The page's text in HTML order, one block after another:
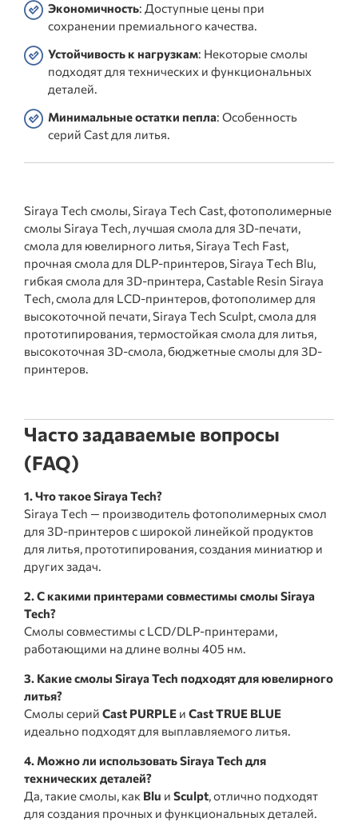
Экономичность: Доступные цены при
сохранении премиального качества.
Устойчивость к нагрузкам: Некоторые смолы
подходят для технических и функциональных
деталей.
Минимальные остатки пепла: Особенность
серий Cast для литья.
Siraya Tech смолы, Siraya Tech Cast, фотополимерные
смолы Siraya Tech, лучшая смола для 3D-печати,
смола для ювелирного литья, Siraya Tech Fast,
прочная смола для DLP-принтеров, Siraya Tech Blu,
гибкая смола для 3D-принтера, Castable Resin Siraya
Tech, смола для LCD-принтеров, фотополимер для
высокоточной печати, Siraya Tech Sculpt, смола для
прототипирования, термостойкая смола для литья,
высокоточная 3D-смола, бюджетные смолы для 3D-
принтеров.
Часто задаваемые вопросы
(FAQ)
1. Что такое Siraya Tech?
Siraya Tech — производитель фотополимерных смол
для 3D-принтеров с широкой линейкой продуктов
для литья, прототипирования, создания миниатюр и
других задач.
2. С какими принтерами совместимы смолы Siraya
Tech?
Смолы совместимы с LCD/DLP-принтерами,
работающими на длине волны 405 нм.
3. Какие смолы Siraya Tech подходят для ювелирного
литья?
Смолы серий Cast PURPLE и Cast TRUE BLUE
идеально подходят для выплавляемого литья.
4. Можно ли использовать Siraya Tech для
технических деталей?
Да, такие смолы, как Blu и Sculpt, отлично подходят
для создания прочных и функциональных деталей.